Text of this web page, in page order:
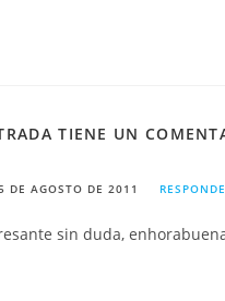
TIENE UN
DE AGOSTO DE 2011
sin duda,